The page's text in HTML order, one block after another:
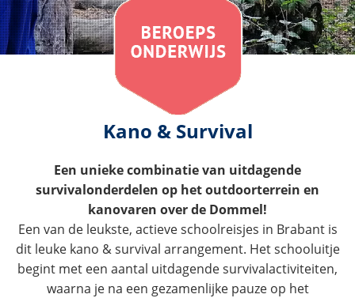
Kano & Survival
Een unieke combinatie van uitdagende
survivalonderdelen op het outdoorterrein en
kanovaren over de Dommel!
Een van de leukste, actieve schoolreisjes in Brabant is
dit leuke kano & survival arrangement. Het schooluitje
begint met een aantal uitdagende survivalactiviteiten,
waarna je na een gezamenlijke pauze op het